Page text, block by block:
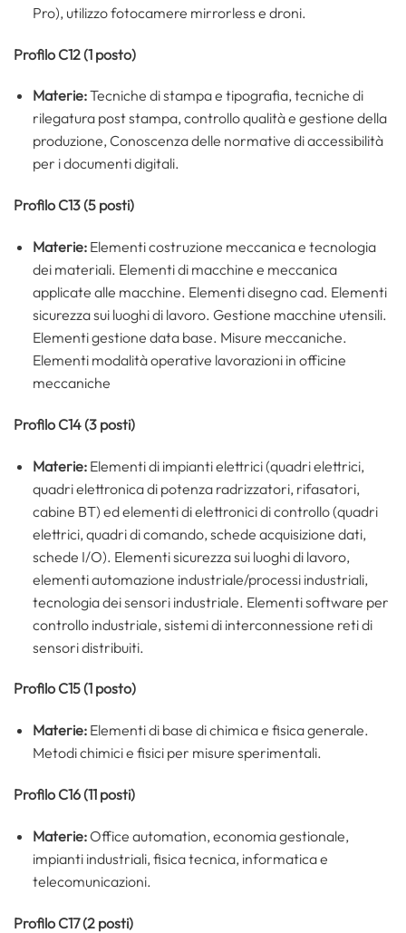
Pro), utilizzo fotocamere mirrorless e droni.
Profilo C12 (1 posto)
Materie:Tecniche di stampa e tipografia, tecniche di
rilegatura post stampa, controllo qualità e gestione della
produzione, Conoscenza delle normative di accessibilità
per i documenti digitali.
Profilo C13 (5 posti)
Materie:Elementi costruzione meccanica e tecnologia
dei materiali. Elementi di macchine e meccanica
applicate alle macchine. Elementi disegno cad. Elementi
sicurezza sui luoghi di lavoro. Gestione macchine utensili.
Elementi gestione data base. Misure meccaniche.
Elementi modalità operative lavorazioni in officine
meccaniche
Profilo C14 (3 posti)
Materie:Elementi di impianti elettrici (quadri elettrici,
quadri elettronica di potenza radrizzatori, rifasatori,
cabine BT) ed elementi di elettronici di controllo (quadri
elettrici, quadri di comando, schede acquisizione dati,
schede I/O). Elementi sicurezza sui luoghi di lavoro,
elementi automazione industriale/processi industriali,
tecnologia dei sensori industriale. Elementi software per
controllo industriale, sistemi di interconnessione reti di
sensori distribuiti.
Profilo C15 (1 posto)
Materie:Elementi di base di chimica e fisica generale.
Metodi chimici e fisici per misure sperimentali.
Profilo C16 (11 posti)
Materie:Office automation, economia gestionale,
impianti industriali, fisica tecnica, informatica e
telecomunicazioni.
Profilo C17 (2 posti)